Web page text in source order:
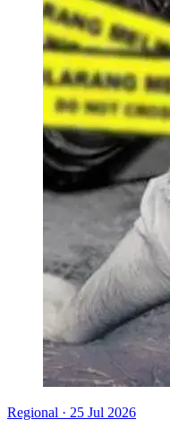
Regional · 25 Jul 2026